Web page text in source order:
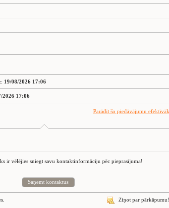
19/08/2026 17:06
2026 17:06
Parādīt šo piedāvājumu efektīvāk
ir vēlējies sniegt savu kontaktinformāciju pēc pieprasījuma!
Saņemt kontaktus
Ziņot par pārkāpumu!